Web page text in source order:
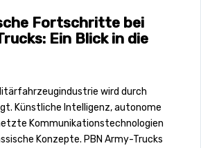
Fortschritte bei
Ein Blick in die
wird durch
Künstliche Intelligenz, autonome
Kommunikationstechnologien
Konzepte. PBN Army-Trucks